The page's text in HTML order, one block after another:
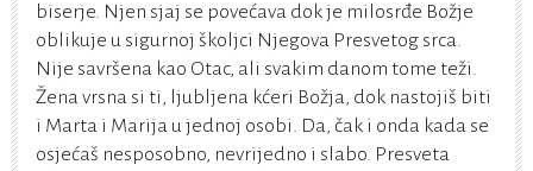
biserje. Njen sjaj se povećava dok je milosrđe Božje
oblikuje u sigurnoj školjci Njegova Presvetog srca.
Nije savršena kao Otac, ali svakim danom tome teži.
Žena vrsna si ti, ljubljena kćeri Božja, dok nastojiš biti
i Marta i Marija u jednoj osobi. Da, čak i onda kada se
osjećaš nesposobno, nevrijedno i slabo. Presveta